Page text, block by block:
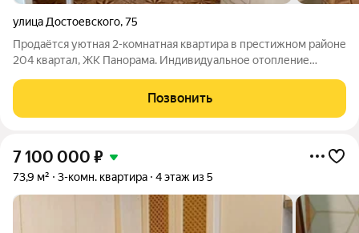
улица Достоевского,75
Продаётся уютная 2-комнатная квартира в престижном районе
204 квартал, ЖК Панорама. Индивидуальное отопление
оптимальное пространство для семьи, сделан косметический
ремонт, вся мебель и техника
Позвонить
7 100 000 ₽
73,9 м² 3-комн. квартира 4 этаж из 5